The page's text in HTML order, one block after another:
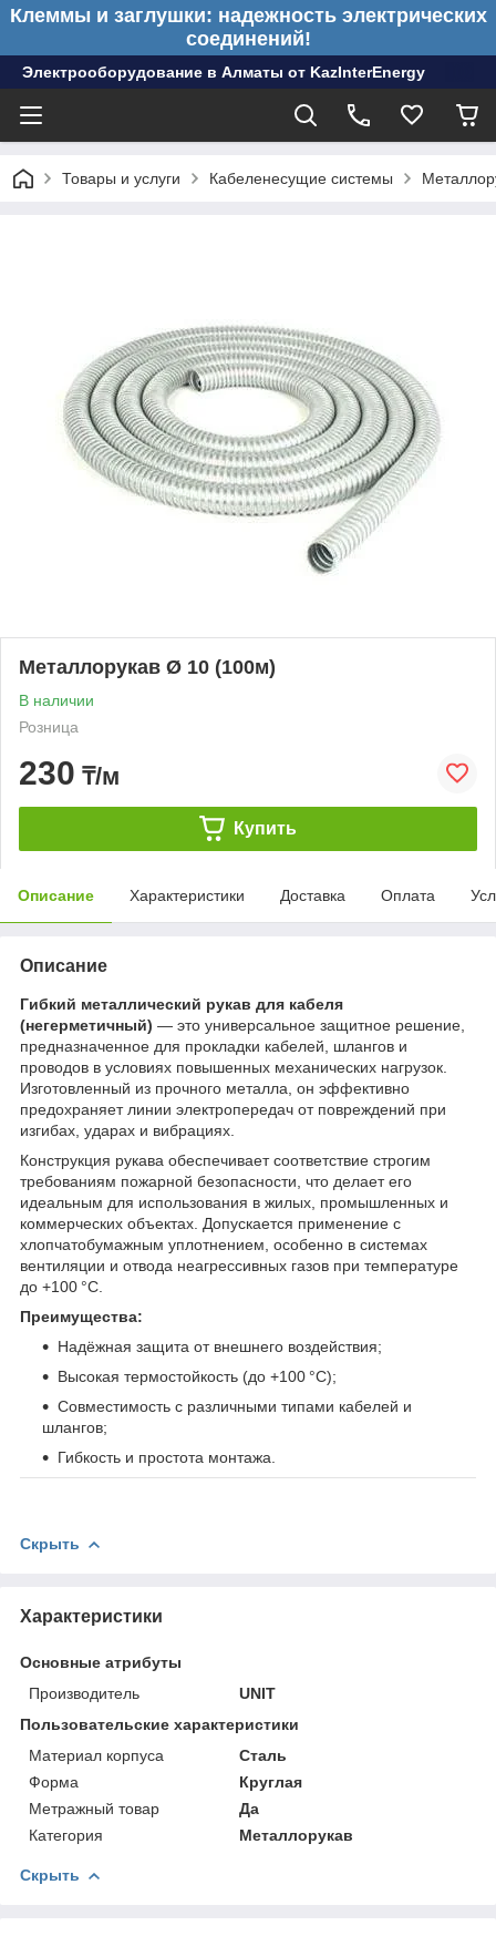
Клеммы и заглушки: надежность электрических
соединений!
Электрооборудование в Алматы от KazInterEnergy
Товары и услуги Кабеленесущие системы
Металлорукав Ø 10 (100м)
В наличии
Розница
230 ₸/м
Купить
Описание Характеристики Доставка Оплата
Описание
Гибкий металлический рукав для кабеля
(негерметичный) — это универсальное защитное решение,
предназначенное для прокладки кабелей, шлангов и
проводов в условиях повышенных механических нагрузок.
Изготовленный из прочного металла, он эффективно
предохраняет линии электропередач от повреждений при
изгибах, ударах и вибрациях.
Конструкция рукава обеспечивает соответствие строгим
требованиям пожарной безопасности, что делает его
идеальным для использования в жилых, промышленных и
коммерческих объектах. Допускается применение с
хлопчатобумажным уплотнением, особенно в системах
вентиляции и отвода неагрессивных газов при температуре
до +100 °C.
Преимущества:
Надёжная защита от внешнего воздействия;
Высокая термостойкость (до +100 °C);
Совместимость с различными типами кабелей и
шлангов;
Гибкость и простота монтажа.
Скрыть
Характеристики
Основные атрибуты
Производитель
UNIT
Пользовательские характеристики
Материал корпуса
Сталь
Форма
Круглая
Метражный товар
Да
Категория
Металлорукав
Скрыть